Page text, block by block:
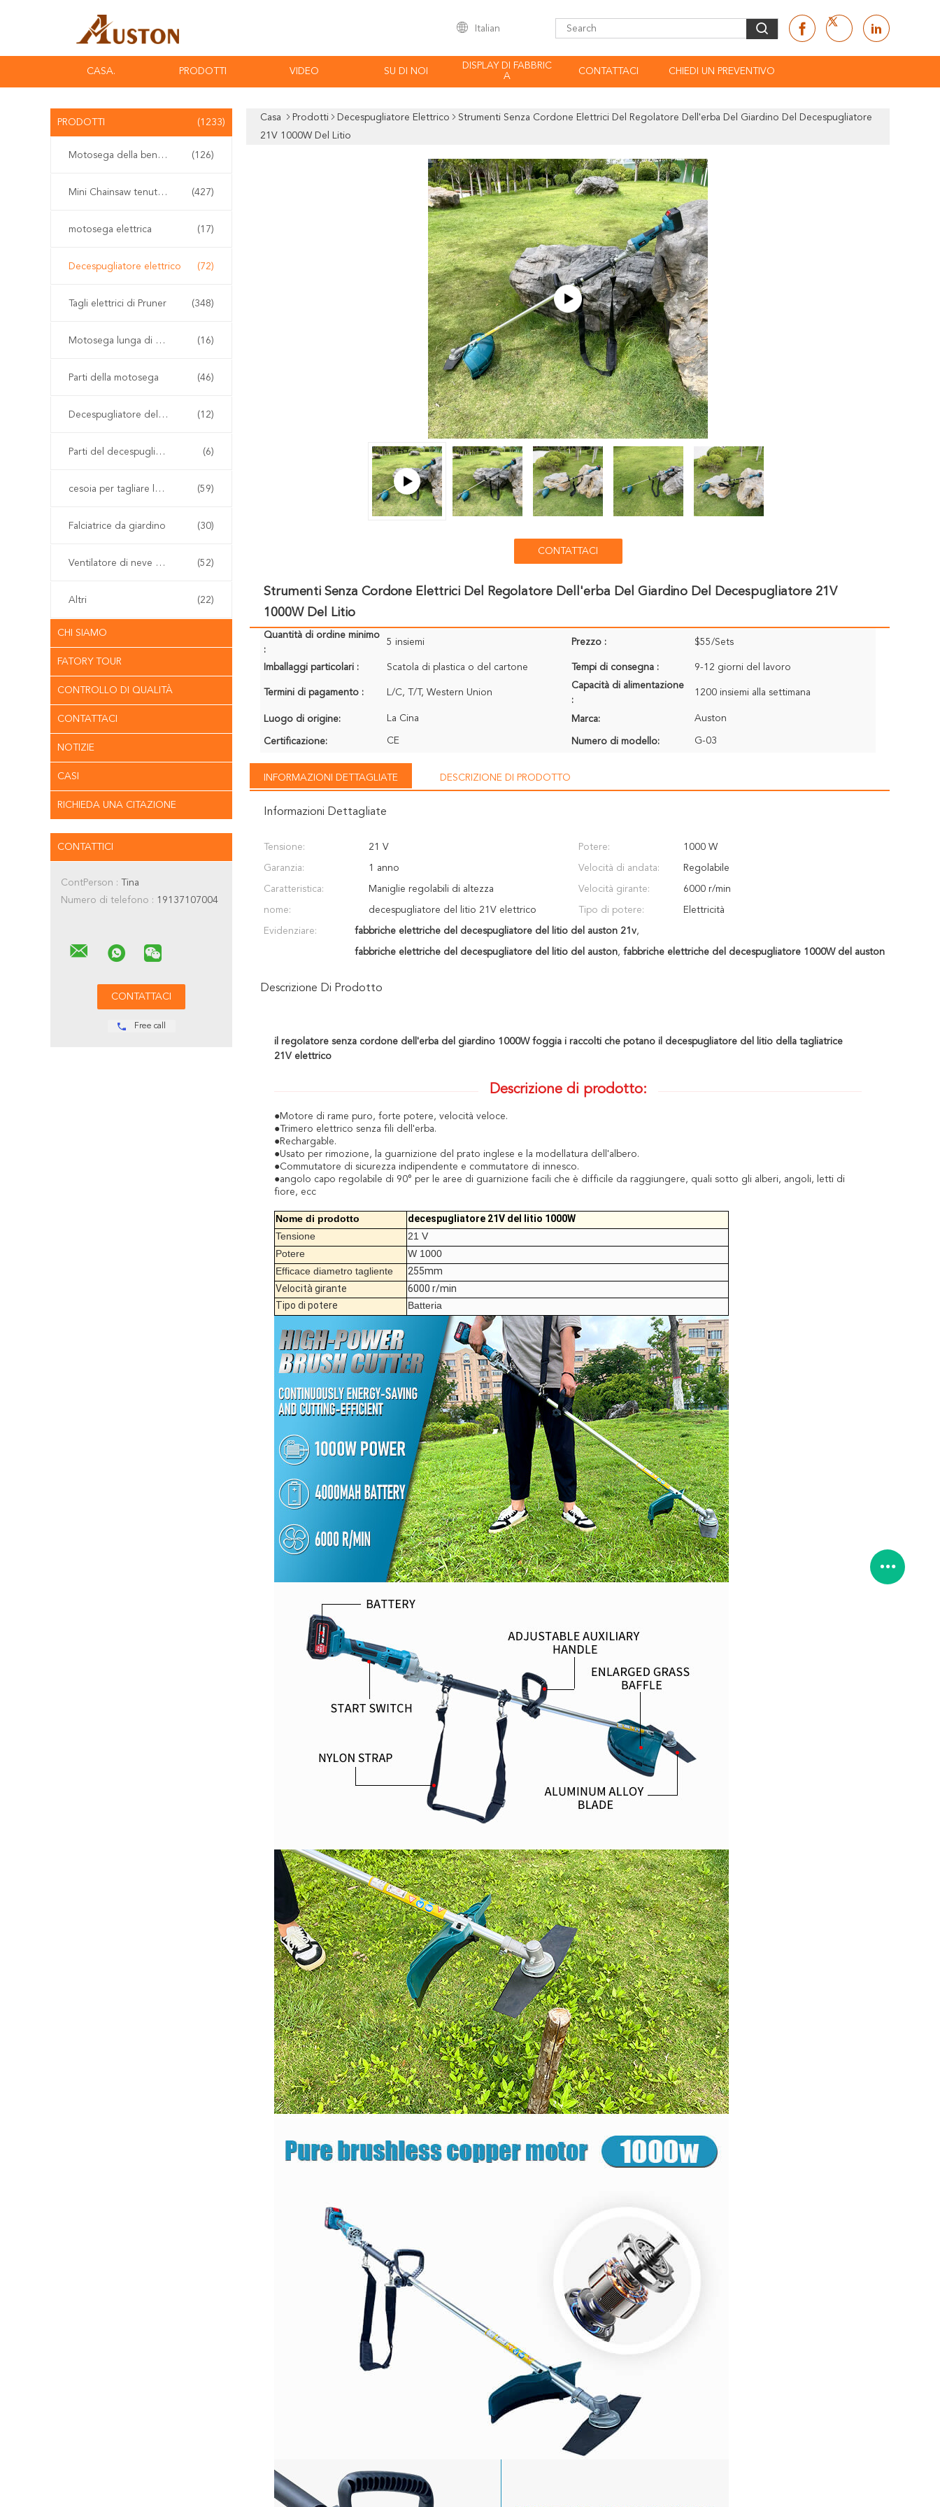
Italian
CASA. PRODOTTI VIDEO SU DI NOI
DISPLAY DI FABBRIC
A
CONTATTACI CHIEDI UN PREVENTIVO
PRODOTTI (1233)
Motosega della benzina (126)
Mini Chainsaw tenuto in mano (427)
motosega elettrica (17)
Decespugliatore elettrico (72)
Tagli elettrici di Pruner (348)
Motosega lunga di Palo (16)
Parti della motosega (46)
Decespugliatore della benzina (12)
Parti del decespugliatore (6)
cesoia per tagliare le siepi senza cordone (59)
Falciatrice da giardino (30)
Ventilatore di neve e della foglia (52)
Altri (22)
CHI SIAMO
FATORY TOUR
CONTROLLO DI QUALITÀ
CONTATTACI
NOTIZIE
CASI
RICHIEDA UNA CITAZIONE
CONTATTICI
ContPerson : Tina
Numero di telefono : 19137107004
Free call
Casa Prodotti Decespugliatore Elettrico
Strumenti Senza Cordone Elettrici Del Regolatore Dell'erba Del Giardino Del Decespugliatore
21V 1000W Del Litio
CONTATTACI
Strumenti Senza Cordone Elettrici Del Regolatore Dell'erba Del Giardino Del Decespugliatore 21V
1000W Del Litio
Quantità di ordine minimo
:
5 insiemi Prezzo : $55/Sets
Imballaggi particolari : Scatola di plastica o del cartone Tempi di consegna : 9-12 giorni del lavoro
Termini di pagamento : L/C, T/T, Western Union
Capacità di alimentazione
:
1200 insiemi alla settimana
Luogo di origine: La Cina Marca: Auston
Certificazione: CE Numero di modello: G-03
INFORMAZIONI DETTAGLIATE DESCRIZIONE DI PRODOTTO
Informazioni Dettagliate
Tensione: 21 V Potere: 1000 W
Garanzia: 1 anno Velocità di andata: Regolabile
Caratteristica: Maniglie regolabili di altezza Velocità girante: 6000 r/min
nome: decespugliatore del litio 21V elettrico Tipo di potere: Elettricità
Evidenziare: fabbriche elettriche del decespugliatore del litio del auston 21v,
fabbriche elettriche del decespugliatore del litio del auston, fabbriche elettriche del decespugliatore 1000W del auston
Descrizione Di Prodotto
il regolatore senza cordone dell'erba del giardino 1000W foggia i raccolti che potano il decespugliatore del litio della tagliatrice
21V elettrico
Descrizione di prodotto:
●Motore di rame puro, forte potere, velocità veloce.
●Trimero elettrico senza fili dell'erba.
●Rechargable.
●Usato per rimozione, la guarnizione del prato inglese e la modellatura dell'albero.
●Commutatore di sicurezza indipendente e commutatore di innesco.
●angolo capo regolabile di 90° per le aree di guarnizione facili che è difficile da raggiungere, quali sotto gli alberi, angoli, letti di
fiore, ecc
Nome di prodotto
decespugliatore 21V del litio 1000W
Tensione
21 V
Potere
W 1000
Efficace diametro tagliente
255mm
Velocità girante
6000 r/min
Tipo di potere
Batteria